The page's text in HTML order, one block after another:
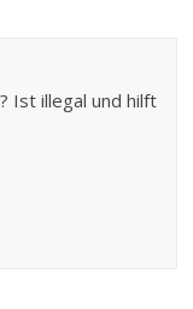
Ist illegal und hilft